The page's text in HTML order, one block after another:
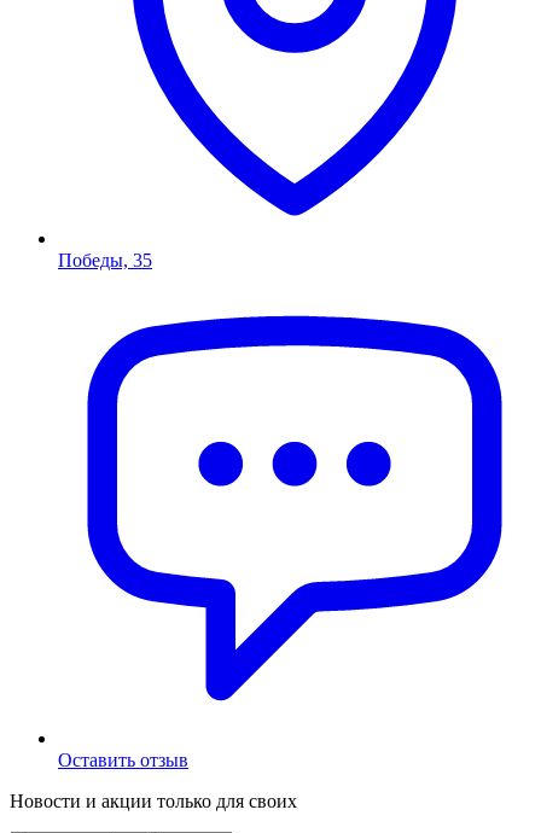
Победы, 35
Оставить отзыв
Новости и акции только для своих